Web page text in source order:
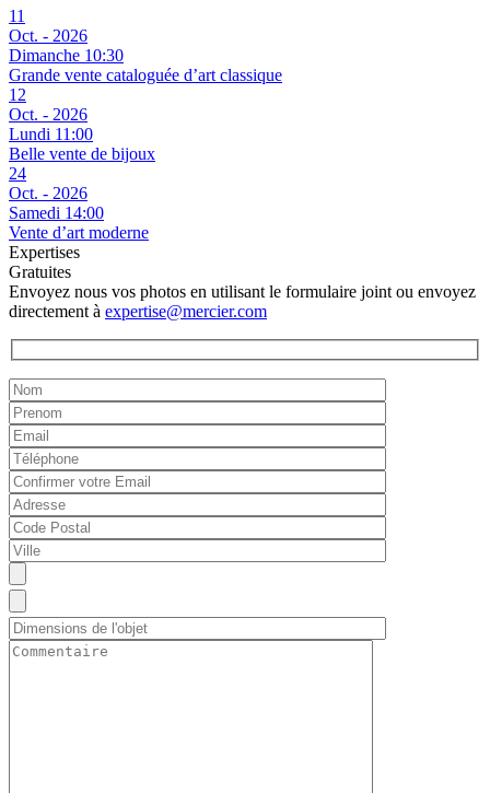
11
Oct. - 2026
Dimanche 10:30
Grande vente cataloguée d’art classique
12
Oct. - 2026
Lundi 11:00
Belle vente de bijoux
24
Oct. - 2026
Samedi 14:00
Vente d’art moderne
Expertises
Gratuites
Envoyez nous vos photos en utilisant le formulaire joint ou envoyez
directement à expertise@mercier.com